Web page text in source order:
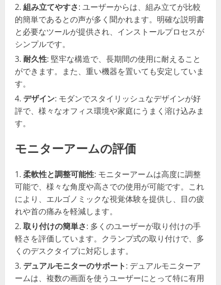
組み立てやすさ: ユーザーからは、組み立てが比較
的簡単であるとの声が多く聞かれます。明確な説明書
と必要なツールが提供され、インストールプロセスが
シンプルです。
耐久性: 堅牢な構造で、長期間の使用に耐えること
ができます。また、重い機器を置いても安定していま
す。
デザイン: モダンでスタイリッシュなデザインが好
評で、様々なオフィス環境や家庭にうまく溶け込みま
す。
モニターアームの評価
柔軟性と調整可能性: モニターアームは高度に調整
可能で、様々な角度や高さでの使用が可能です。これ
により、エルゴノミックな視覚体験を提供し、目の疲
れや首の痛みを軽減します。
取り付けの簡単さ: 多くのユーザーが取り付けの手
軽さを評価しています。クランプ式の取り付けで、多
くのデスクタイプに対応します。
デュアルモニターのサポート: デュアルモニターア
ームは、複数の画面を使うユーザーにとって特に有用